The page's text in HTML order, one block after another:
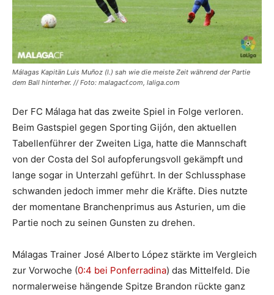
Málagas Kapitän Luis Muñoz (l.) sah wie die meiste Zeit während der Partie
dem Ball hinterher. // Foto: malagacf.com, laliga.com
Der FC Málaga hat das zweite Spiel in Folge verloren.
Beim Gastspiel gegen Sporting Gijón, den aktuellen
Tabellenführer der Zweiten Liga, hatte die Mannschaft
von der Costa del Sol aufopferungsvoll gekämpft und
lange sogar in Unterzahl geführt. In der Schlussphase
schwanden jedoch immer mehr die Kräfte. Dies nutzte
der momentane Branchenprimus aus Asturien, um die
Partie noch zu seinen Gunsten zu drehen.
Málagas Trainer José Alberto López stärkte im Vergleich
zur Vorwoche (0:4 bei Ponferradina) das Mittelfeld. Die
normalerweise hängende Spitze Brandon rückte ganz